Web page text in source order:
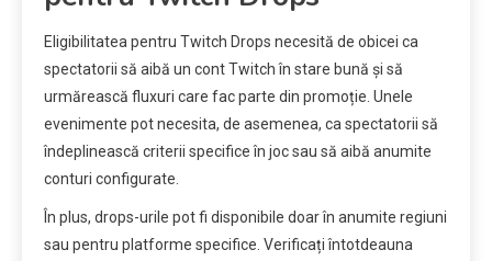
Eligibilitatea pentru Twitch Drops necesită de obicei ca
spectatorii să aibă un cont Twitch în stare bună și să
urmărească fluxuri care fac parte din promoție. Unele
evenimente pot necesita, de asemenea, ca spectatorii să
îndeplinească criterii specifice în joc sau să aibă anumite
conturi configurate.
În plus, drops-urile pot fi disponibile doar în anumite regiuni
sau pentru platforme specifice. Verificați întotdeauna